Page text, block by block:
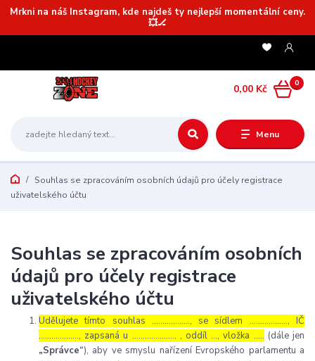
Mrkni na náš Instagram, kde najdeš ty nejlepší momentální ceny.
💥🏒
Menu
0
0,00 Kč
Souhlas se zpracováním osobních údajů pro účely registrace
uživatelského účtu
Souhlas se zpracováním osobních
údajů pro účely registrace
uživatelského účtu
Udělujete tímto souhlas ……………..., se sídlem ………………, IČ
………………., zapsaná u ………………… , oddíl …, vložka ….. (dále jen
„Správce“), aby ve smyslu nařízení Evropského parlamentu a